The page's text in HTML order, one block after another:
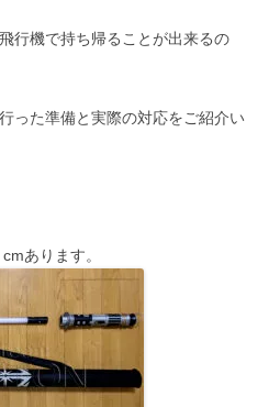
行機で持ち帰ることが出来るの
った準備と実際の対応をご紹介い
あります。